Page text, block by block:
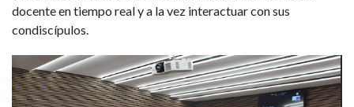
docente en tiempo real y a la vez interactuar con sus
condiscípulos.